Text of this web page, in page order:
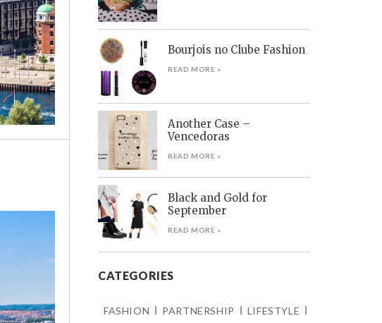
Bourjois no Clube Fashion
READ MORE »
Another Case –
Vencedoras
READ MORE »
Black and Gold for
September
READ MORE »
CATEGORIES
FASHION PARTNERSHIP
LIFESTYLE